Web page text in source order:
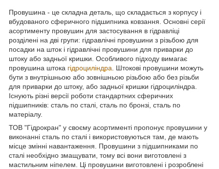
Провушина - це складна деталь, що складається з корпусу і
вбудованого сферичного підшипника ковзання. Основні серії
асортименту провушин для застосування в гідравліці
розділені на дві групи: гідравлічні провушини з різьбою для
посадки на шток і гідравлічні провушини для приварки до
штоку або задньої кришки. Особливого підходу вимагає
провушина штока гідроциліндра . Штокові провушини можуть
бути з внутрішньою або зовнішньою різьбою або без різьби
для приварки до штоку, або задньої кришки гідроциліндра.
Існують різні версії роботи стандартних сферичних
підшипників: сталь по сталі, сталь по бронзі, сталь по
матеріалу.
ТОВ "Гідрокран" у своєму асортименті пропонує провушини у
виконанні сталь по сталі і використовуються там, де мають
місце змінні навантаження. Провушини з підшипниками по
сталі необхідно змащувати, тому всі вони виготовлені з
мастильним ніпелем. Ці провушини виготовлені і розроблені